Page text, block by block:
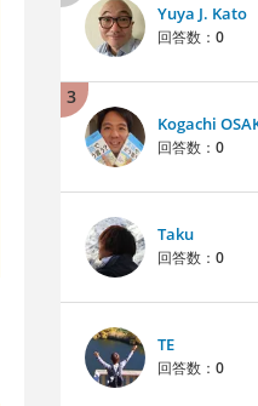
Yuya J. Kato
回答数： 0
3
Kogachi
回答数： 0
Taku
回答数： 0
TE
回答数： 0